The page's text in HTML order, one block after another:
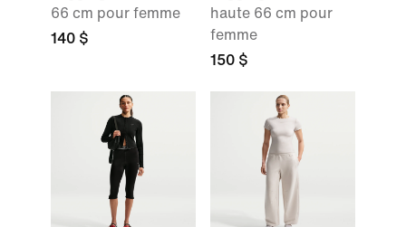
66 cm pour femme
140 $
haute 66 cm pour
femme
150 $